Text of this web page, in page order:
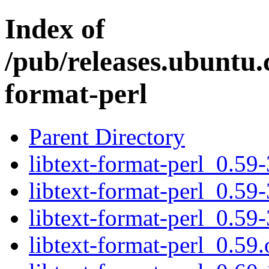
Index of
/pub/
format-perl
Parent Directory
libtext-format-
libtext-format-perl_0.59-
libtext-format-
libtext-format-